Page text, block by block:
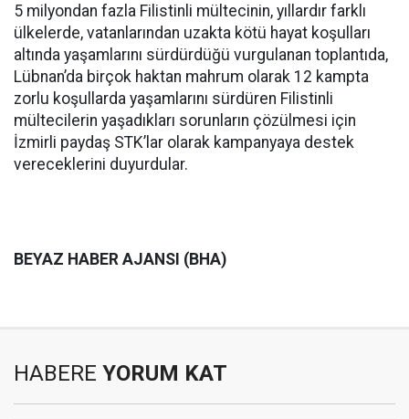
5 milyondan fazla Filistinli mültecinin, yıllardır farklı
ülkelerde, vatanlarından uzakta kötü hayat koşulları
altında yaşamlarını sürdürdüğü vurgulanan toplantıda,
Lübnan’da birçok haktan mahrum olarak 12 kampta
zorlu koşullarda yaşamlarını sürdüren Filistinli
mültecilerin yaşadıkları sorunların çözülmesi için
İzmirli paydaş STK’lar olarak kampanyaya destek
vereceklerini duyurdular.
BEYAZ HABER AJANSI (BHA)
HABERE YORUM KAT